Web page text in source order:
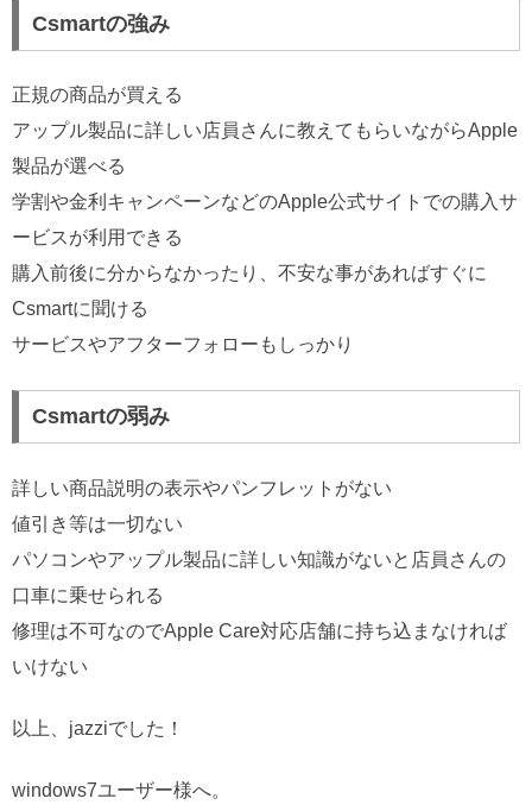
Csmartの強み
正規の商品が買える
アップル製品に詳しい店員さんに教えてもらいながらApple
製品が選べる
学割や金利キャンペーンなどのApple公式サイトでの購入サ
ービスが利用できる
購入前後に分からなかったり、不安な事があればすぐに
Csmartに聞ける
サービスやアフターフォローもしっかり
Csmartの弱み
詳しい商品説明の表示やパンフレットがない
値引き等は一切ない
パソコンやアップル製品に詳しい知識がないと店員さんの
口車に乗せられる
修理は不可なのでApple Care対応店舗に持ち込まなければ
いけない
以上、jazziでした！
windows7ユーザー様へ。